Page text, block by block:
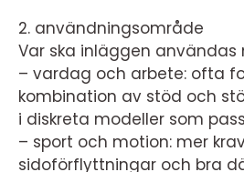
2. användningsområde
Var ska inläggen användas
– vardag och arbete: ofta
kombination av stöd och
i diskreta modeller som
– sport och motion: mer
sidoförflyttningar och bra